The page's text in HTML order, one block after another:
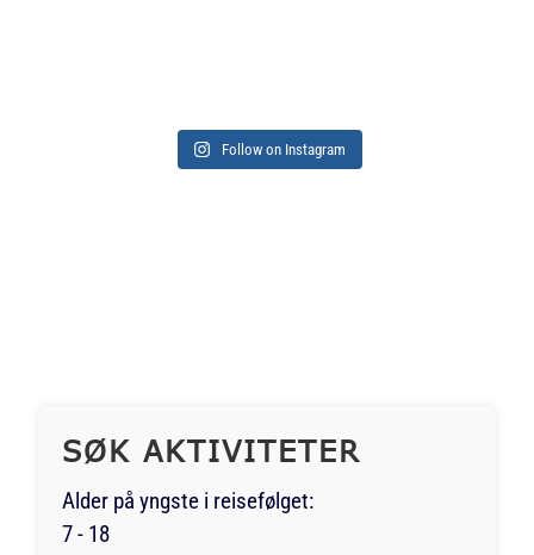
Follow on Instagram
SØK AKTIVITETER
Alder på yngste i reisefølget:
7 - 18